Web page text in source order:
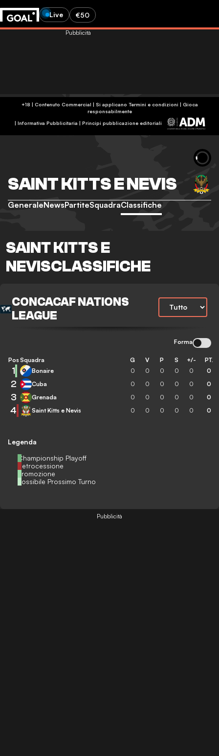
Live €50
+18 | Contenuto Commercial | Si applicano Termini e condizioni | Gioca
responsabilmente
| Informativa Pubblicitaria | Principi pubblicazione editoriali
Pubblicità
SAINT KITTS E NEVIS
GeneraleNewsPartiteSquadraClassifiche
SAINT KITTS E
NEVISCLASSIFICHE
CONCACAF NATIONS
LEAGUE
Forma
Legenda
Championship Playoff
Retrocessione
Promozione
Possibile Prossimo Turno
Pos Squadra G V P S +/- PT.
1 Bonaire 0 0 0 0 0 0
2 Cuba 0 0 0 0 0 0
3 Grenada 0 0 0 0 0 0
4 Saint Kitts e Nevis 0 0 0 0 0 0
Pubblicità